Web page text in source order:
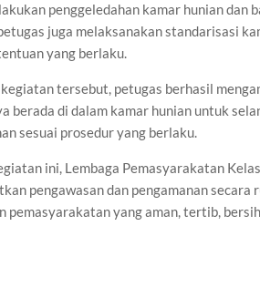
penggeledahan kamar hunian dan
juga melaksanakan standarisasi
yang berlaku.
tersebut, petugas berhasil
berada di dalam kamar hunian untuk
sesuai prosedur yang berlaku.
ini, Lembaga Pemasyarakatan
pengawasan dan pengamanan
pemasyarakatan yang aman, tertib,